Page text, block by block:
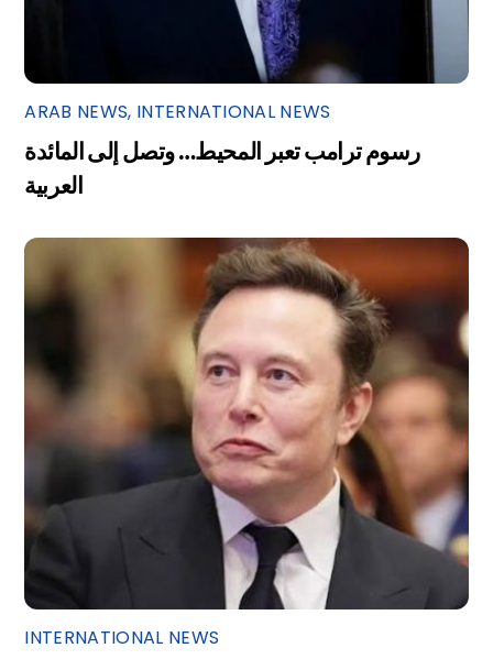
ARAB NEWS, INTERNATIONAL NEWS
رسوم ترامب تعبر المحيط… وتصل إلى المائدة
العربية
INTERNATIONAL NEWS